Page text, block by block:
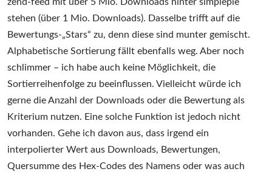
zend-feed mit über 5 Mio. Downloads hinter simplepie
stehen (über 1 Mio. Downloads). Dasselbe trifft auf die
Bewertungs-„Stars“ zu, denn diese sind munter gemischt.
Alphabetische Sortierung fällt ebenfalls weg. Aber noch
schlimmer – ich habe auch keine Möglichkeit, die
Sortierreihenfolge zu beeinflussen. Vielleicht würde ich
gerne die Anzahl der Downloads oder die Bewertung als
Kriterium nutzen. Eine solche Funktion ist jedoch nicht
vorhanden. Gehe ich davon aus, dass irgend ein
interpolierter Wert aus Downloads, Bewertungen,
Quersumme des Hex-Codes des Namens oder was auch